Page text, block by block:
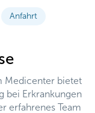
Anfahrt
Medicenter bietet
bei Erkrankungen
erfahrenes Team